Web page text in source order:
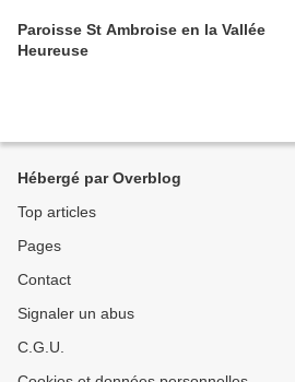
Paroisse St Ambroise en la Vallée
Heureuse
Hébergé par Overblog
Top articles
Pages
Contact
Signaler un abus
C.G.U.